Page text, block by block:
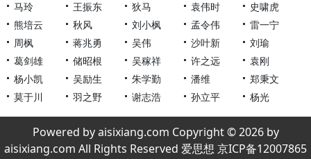
马玲
王振东 狄马 袁伟时
史啸虎
熊培云
秋风 刘小枫 孟令伟
雷一宁
周枫
蒋兆勇 吴伟 沙叶新
刘瑜
葛剑雄
储昭根 吴稼祥 许之远
袁刚
杨小凯
吴励生 朱学勤 潘维
郑秉文
莫于川
羽之野 谢志浩 孙立平 杨光
Powered by aisixiang.com Copyright © 2026 by
aisixiang.com All Rights Reserved 爱思想 京ICP备12007865